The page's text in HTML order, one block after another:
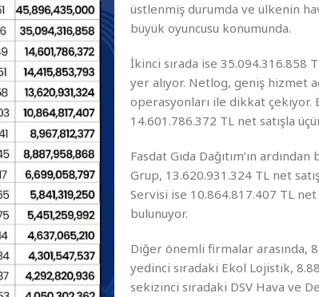
üstlenmiş durumda ve ülkenin
büyük oyuncusu konumunda.
İkinci sırada ise 35.094.316.858
yer alıyor. Netlog, geniş hizmet
operasyonları ile dikkat çekiyor.
14.601.786.372 TL net satışla
Fasdat Gıda Dağıtım’ın
Grup, 13.620.931.324 TL net
Servisi ise 10.864.817.407 TL net
bulunuyor.
Diğer önemli firmalar arasında,
yedinci sıradaki Ekol Lojistik,
sekizinci sıradaki DSV Hava ve